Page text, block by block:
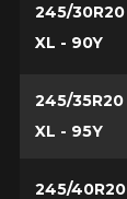
245/30R20
XL - 90Y
245/35R20
XL - 95Y
245/40R20